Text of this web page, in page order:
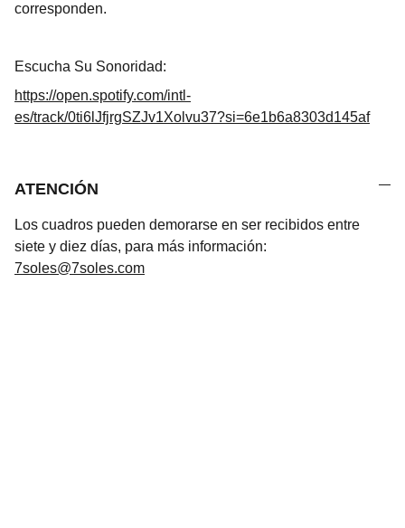
corresponden.
Escucha Su Sonoridad:
https://open.spotify.com/intl-
es/track/0ti6lJfjrgSZJv1Xolvu37?si=6e1b6a8303d145af
ATENCIÓN
Los cuadros pueden demorarse en ser recibidos entre
siete y diez días, para más información:
7soles@7soles.com